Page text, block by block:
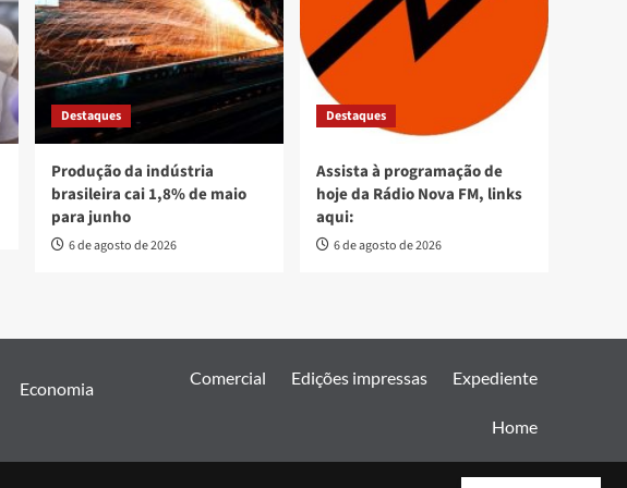
Destaques
Produção da indústria
brasileira cai 1,8% de maio
para junho
6 de agosto de 2026
Destaques
Assista à programação de
hoje da Rádio Nova FM, links
aqui:
6 de agosto de 2026
Economia
Comercial Edições impressas Expediente
Home